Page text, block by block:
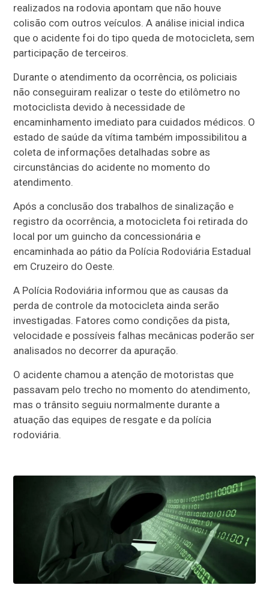
realizados na rodovia apontam que não houve
colisão com outros veículos. A análise inicial indica
que o acidente foi do tipo queda de motocicleta, sem
participação de terceiros.
Durante o atendimento da ocorrência, os policiais
não conseguiram realizar o teste do etilômetro no
motociclista devido à necessidade de
encaminhamento imediato para cuidados médicos. O
estado de saúde da vítima também impossibilitou a
coleta de informações detalhadas sobre as
circunstâncias do acidente no momento do
atendimento.
Após a conclusão dos trabalhos de sinalização e
registro da ocorrência, a motocicleta foi retirada do
local por um guincho da concessionária e
encaminhada ao pátio da Polícia Rodoviária Estadual
em Cruzeiro do Oeste.
A Polícia Rodoviária informou que as causas da
perda de controle da motocicleta ainda serão
investigadas. Fatores como condições da pista,
velocidade e possíveis falhas mecânicas poderão ser
analisados no decorrer da apuração.
O acidente chamou a atenção de motoristas que
passavam pelo trecho no momento do atendimento,
mas o trânsito seguiu normalmente durante a
atuação das equipes de resgate e da polícia
rodoviária.